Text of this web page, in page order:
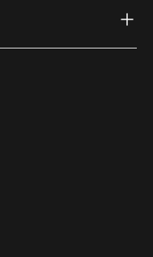
link)
(external link)
(external